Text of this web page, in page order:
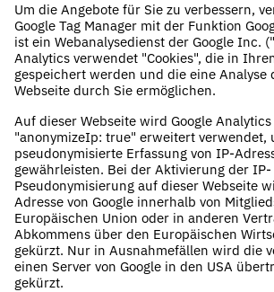
Um die Angebote für Sie zu verbessern,
Google Tag Manager mit der Funktion
ist ein Webanalysedienst der Google Inc.
Analytics verwendet "Cookies", die in
gespeichert werden und die eine Analyse
Webseite durch Sie ermöglichen.
Auf dieser Webseite wird Google
"anonymizeIp: true" erweitert verwendet,
pseudonymisierte Erfassung von IP-
gewährleisten. Bei der Aktivierung der IP-
Pseudonymisierung auf dieser Webseite
Adresse von Google innerhalb von
Europäischen Union oder in anderen
Abkommens über den Europäischen
gekürzt. Nur in Ausnahmefällen wird die
einen Server von Google in den USA
gekürzt.